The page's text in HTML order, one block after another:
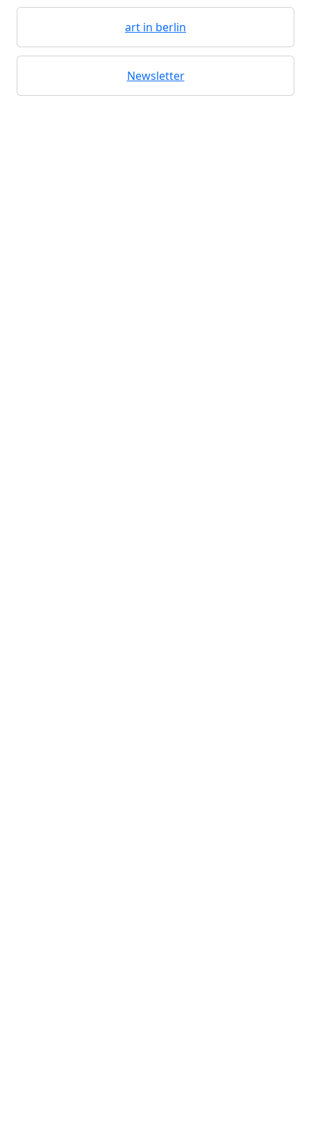
art in berlin
Newsletter